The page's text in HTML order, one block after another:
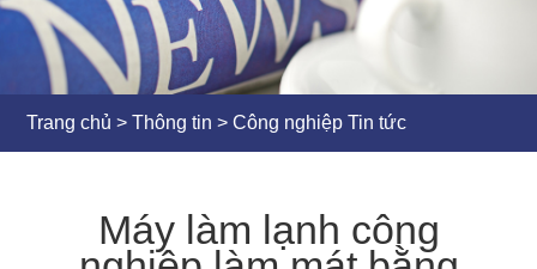
Trang chủ > Thông tin >Công nghiệp Tin tức
Máy làm lạnh công